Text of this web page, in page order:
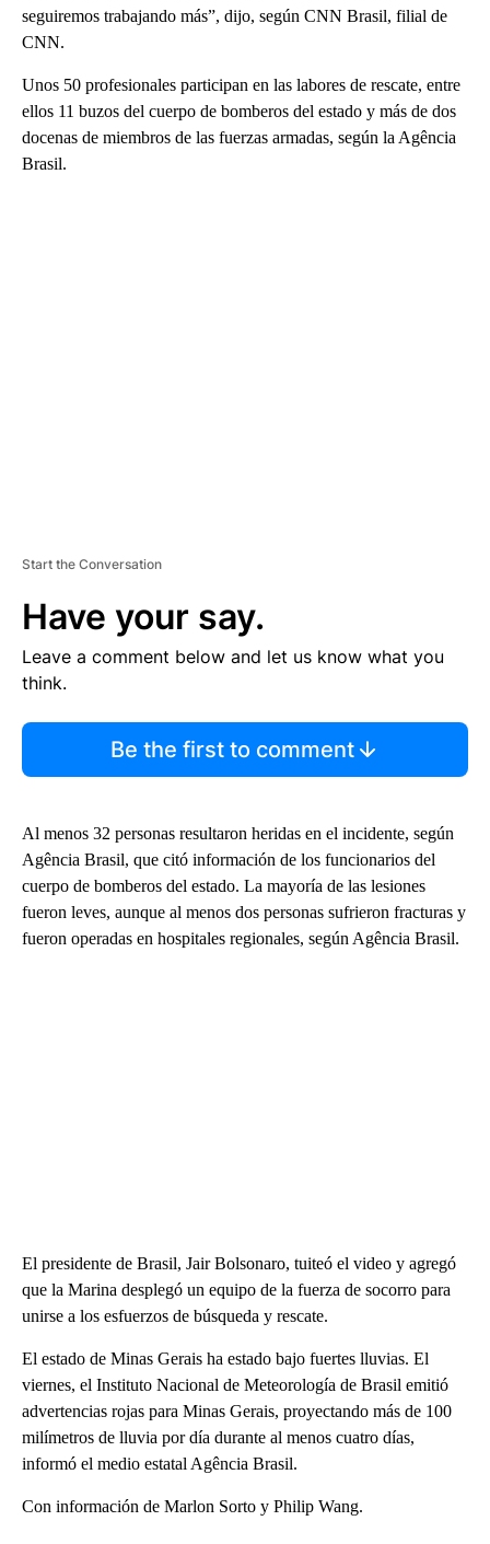
seguiremos trabajando más”, dijo, según CNN Brasil, filial de
CNN.
Unos 50 profesionales participan en las labores de rescate, entre
ellos 11 buzos del cuerpo de bomberos del estado y más de dos
docenas de miembros de las fuerzas armadas, según la Agência
Brasil.
Start the Conversation
Have your say.
Leave a comment below and let us know what you
think.
Be the first to comment
Al menos 32 personas resultaron heridas en el incidente, según
Agência Brasil, que citó información de los funcionarios del
cuerpo de bomberos del estado. La mayoría de las lesiones
fueron leves, aunque al menos dos personas sufrieron fracturas y
fueron operadas en hospitales regionales, según Agência Brasil.
El presidente de Brasil, Jair Bolsonaro, tuiteó el video y agregó
que la Marina desplegó un equipo de la fuerza de socorro para
unirse a los esfuerzos de búsqueda y rescate.
El estado de Minas Gerais ha estado bajo fuertes lluvias. El
viernes, el Instituto Nacional de Meteorología de Brasil emitió
advertencias rojas para Minas Gerais, proyectando más de 100
milímetros de lluvia por día durante al menos cuatro días,
informó el medio estatal Agência Brasil.
Con información de Marlon Sorto y Philip Wang.